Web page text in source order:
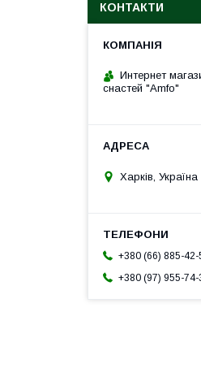
КОНТАКТИ
Интернет
снастей "Amfo"
Харків, Україна
+380 (66) 885-42-
+380 (97) 955-74-